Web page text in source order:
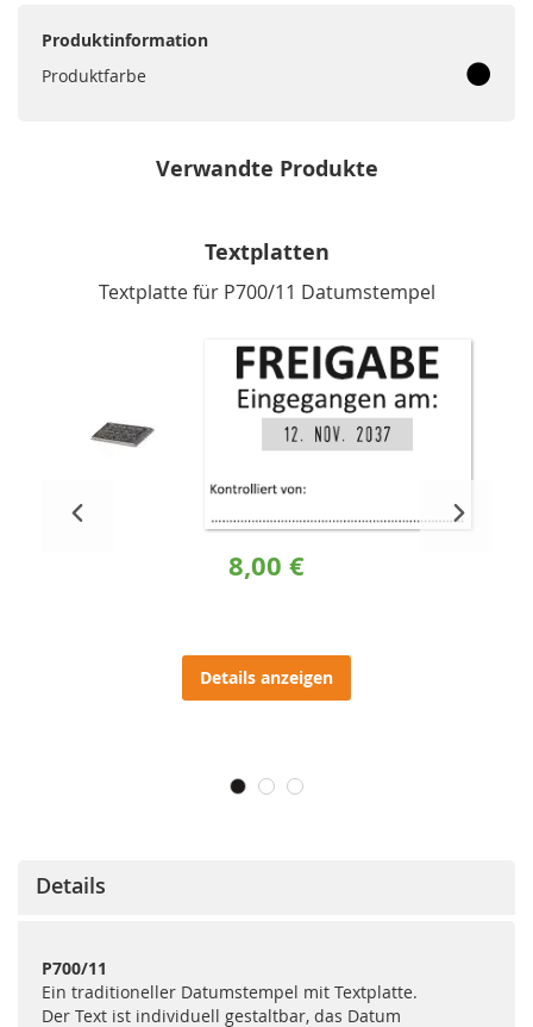
Produktinformation
Produktfarbe
Verwandte Produkte
Textplatten
Textplatte für P700/11 Datumstempel
8,00 €
Details anzeigen
Details
P700/11
Ein traditioneller Datumstempel mit Textplatte.
Der Text ist individuell gestaltbar, das Datum